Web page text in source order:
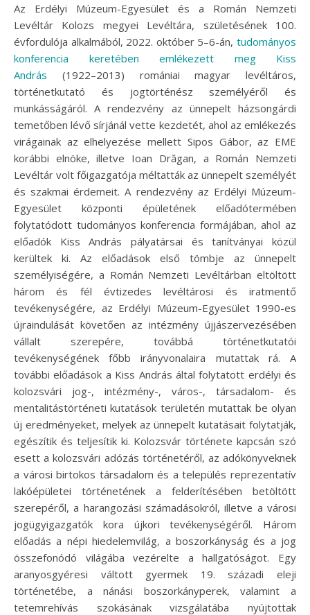
Az Erdélyi Múzeum-Egyesület és a Román Nemzeti
Levéltár Kolozs megyei Levéltára, születésének 100.
évfordulója alkalmából, 2022. október 5–6-án, tudományos
konferencia keretében emlékezett meg Kiss
András (1922–2013) romániai magyar levéltáros,
történetkutató és jogtörténész személyéről és
munkásságáról. A rendezvény az ünnepelt házsongárdi
temetőben lévő sírjánál vette kezdetét, ahol az emlékezés
virágainak az elhelyezése mellett Sipos Gábor, az EME
korábbi elnöke, illetve Ioan Drăgan, a Román Nemzeti
Levéltár volt főigazgatója méltatták az ünnepelt személyét
és szakmai érdemeit. A rendezvény az Erdélyi Múzeum-
Egyesület központi épületének előadótermében
folytatódott tudományos konferencia formájában, ahol az
előadók Kiss András pályatársai és tanítványai közül
kerültek ki. Az előadások első tömbje az ünnepelt
személyiségére, a Román Nemzeti Levéltárban eltöltött
három és fél évtizedes levéltárosi és iratmentő
tevékenységére, az Erdélyi Múzeum-Egyesület 1990-es
újraindulását követően az intézmény újjászervezésében
vállalt szerepére, továbbá történetkutatói
tevékenységének főbb irányvonalaira mutattak rá. A
további előadások a Kiss András által folytatott erdélyi és
kolozsvári jog-, intézmény-, város-, társadalom- és
mentalitástörténeti kutatások területén mutattak be olyan
új eredményeket, melyek az ünnepelt kutatásait folytatják,
egészítik és teljesítik ki. Kolozsvár története kapcsán szó
esett a kolozsvári adózás történetéről, az adókönyveknek
a városi birtokos társadalom és a település reprezentatív
lakóépületei történetének a felderítésében betöltött
szerepéről, a harangozási számadásokról, illetve a városi
jogügyigazgatók kora újkori tevékenységéről. Három
előadás a népi hiedelemvilág, a boszorkányság és a jog
összefonódó világába vezérelte a hallgatóságot. Egy
aranyosgyéresi váltott gyermek 19. századi eleji
történetébe, a nánási boszorkányperek, valamint a
tetemrehívás szokásának vizsgálatába nyújtottak